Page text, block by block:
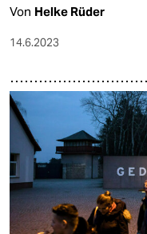
Von Helke Rüder
14.6.2023